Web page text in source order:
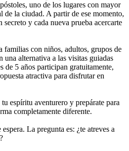
uno de los lugares con mayor
de la ciudad. A partir de ese momento,
secreto y cada nueva prueba acercarte
familias con niños, adultos, grupos de
una alternativa a las visitas guiadas
de 5 años participan gratuitamente,
atractiva para disfrutar en
espíritu aventurero y prepárate para
completamente diferente.
La pregunta es: ¿te atreves a